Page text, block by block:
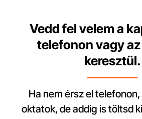
Vedd fel velem a
telefonon vagy
keresztül.
Ha nem érsz el
oktatok, de addig is töltsd